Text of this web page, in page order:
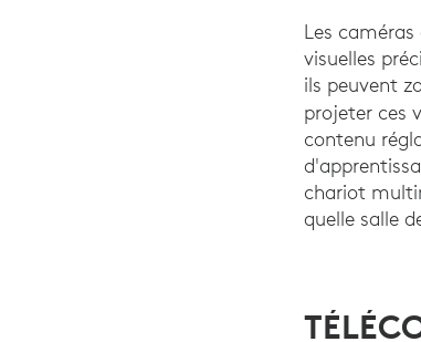
Les
visuelles
ils peuvent
projeter ces
contenu
chariot
quelle salle